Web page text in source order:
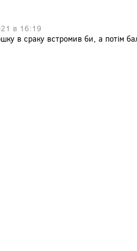
в 16:19
в сраку встромив би, а потім